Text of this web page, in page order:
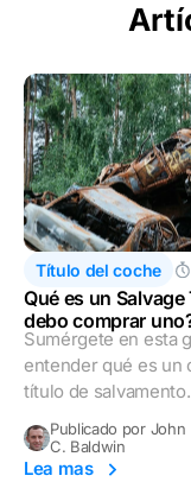
Título del coche
Qué es un
debo comprar
Sumérgete en esta
entender qué es un
título de salvamento.
Publicado por John
C. Baldwin
Lea mas